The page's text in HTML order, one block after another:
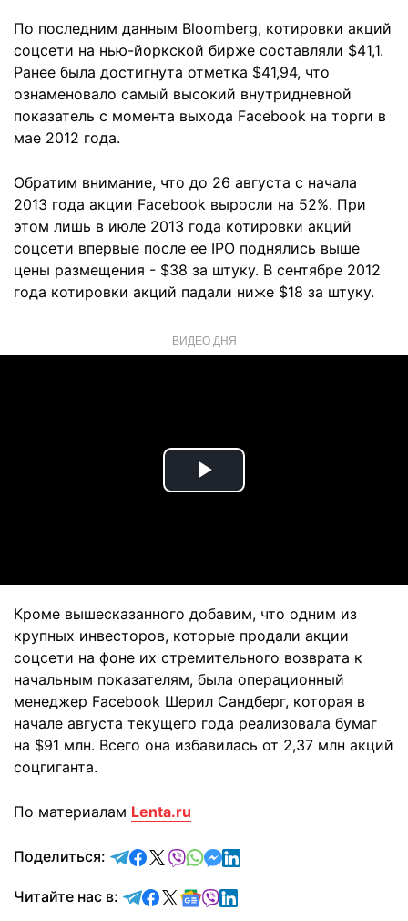
По последним данным Bloomberg, котировки акций
соцсети на нью-йоркской бирже составляли $41,1.
Ранее была достигнута отметка $41,94, что
ознаменовало самый высокий внутридневной
показатель с момента выхода Facebook на торги в
мае 2012 года.
Обратим внимание, что до 26 августа с начала
2013 года акции Facebook выросли на 52%. При
этом лишь в июле 2013 года котировки акций
соцсети впервые после ее IPO поднялись выше
цены размещения - $38 за штуку. В сентябре 2012
года котировки акций падали ниже $18 за штуку.
ВИДЕО ДНЯ
Play
Кроме вышесказанного добавим, что одним из
крупных инвесторов, которые продали акции
соцсети на фоне их стремительного возврата к
начальным показателям, была операционный
менеджер Facebook Шерил Сандберг, которая в
начале августа текущего года реализовала бумаг
на $91 млн. Всего она избавилась от 2,37 млн акций
соцгиганта.
По материалам Lenta.ru
Поделиться: отправить в Telegram
поделиться в Facebook
поделиться в X
отправить в Viber
отправить в Whatsapp
отправить в Messenger
отправить в LinkedIn
Читайте нас в: Читайте в Telegram
Читайте в Facebook
Читайте в X
Читайте в Google news
Читайте в Viber
Читайте в LinkedIn